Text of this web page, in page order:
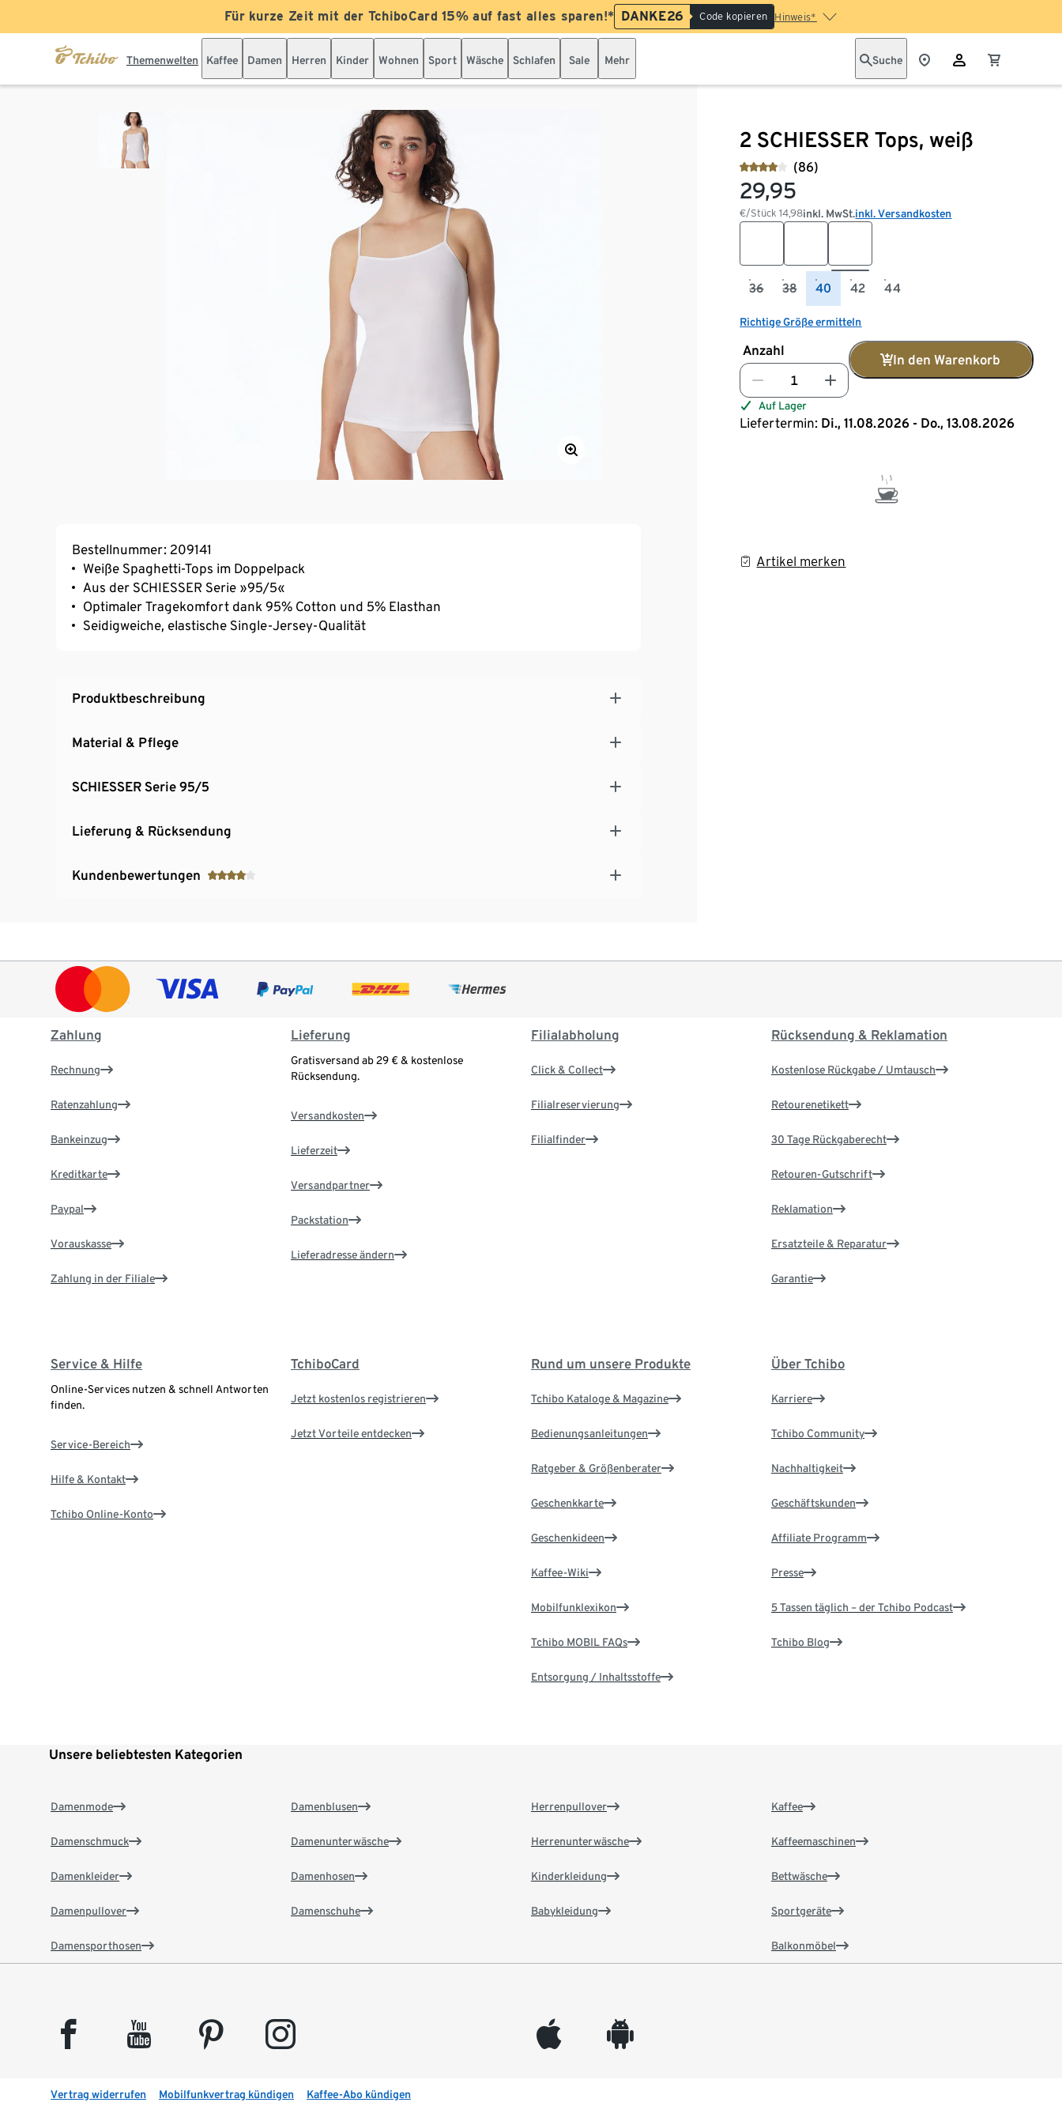
Für kurze Zeit mit der TchiboCard 15% auf fast alles sparen!* DANKE26 Code kopieren Hinweis*
Themenwelten Kaffee Damen Herren Kinder Wohnen Sport Wäsche Schlafen Sale Mehr Suche
2 SCHIESSER Tops, weiß
(86)
29,95
€/Stück14,98inkl. MwSt.inkl. Versandkosten
36 38 40 42 44
Richtige Größe ermitteln
Anzahl
In den Warenkorb
Auf Lager
Liefertermin: Di., 11.08.2026 - Do., 13.08.2026
Artikel merken
Bestellnummer: 209141
Weiße Spaghetti-Tops im Doppelpack
Aus der SCHIESSER Serie »95/5«
Optimaler Tragekomfort dank 95% Cotton und 5% Elasthan
Seidigweiche, elastische Single-Jersey-Qualität
Produktbeschreibung
Material & Pflege
SCHIESSER Serie 95/5
Lieferung & Rücksendung
Kundenbewertungen
Zahlung
Rechnung
Ratenzahlung
Bankeinzug
Kreditkarte
Paypal
Vorauskasse
Zahlung in der Filiale
Lieferung
Gratisversand ab 29 € & kostenlose
Rücksendung.
Versandkosten
Lieferzeit
Versandpartner
Packstation
Lieferadresse ändern
Filialabholung
Click & Collect
Filialreservierung
Filialfinder
Rücksendung & Reklamation
Kostenlose Rückgabe / Umtausch
Retourenetikett
30 Tage Rückgaberecht
Retouren-Gutschrift
Reklamation
Ersatzteile & Reparatur
Garantie
Service & Hilfe
Online-Services nutzen & schnell Antworten
finden.
Service-Bereich
Hilfe & Kontakt
Tchibo Online-Konto
TchiboCard
Jetzt kostenlos registrieren
Jetzt Vorteile entdecken
Rund um unsere Produkte
Tchibo Kataloge & Magazine
Bedienungsanleitungen
Ratgeber & Größenberater
Geschenkkarte
Geschenkideen
Kaffee-Wiki
Mobilfunklexikon
Tchibo MOBIL FAQs
Entsorgung / Inhaltsstoffe
Über Tchibo
Karriere
Tchibo Community
Nachhaltigkeit
Geschäftskunden
Affiliate Programm
Presse
5 Tassen täglich – der Tchibo Podcast
Tchibo Blog
Unsere beliebtesten Kategorien
Damenmode
Damenschmuck
Damenkleider
Damenpullover
Damensporthosen
Damenblusen
Damenunterwäsche
Damenhosen
Damenschuhe
Herrenpullover
Herrenunterwäsche
Kinderkleidung
Babykleidung
Kaffee
Kaffeemaschinen
Bettwäsche
Sportgeräte
Balkonmöbel
facebook youtube pinterest instagram appleinc android
Vertrag widerrufen Mobilfunkvertrag kündigen Kaffee-Abo kündigen